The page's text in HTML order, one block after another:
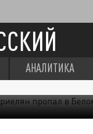
АНАЛИТИКА